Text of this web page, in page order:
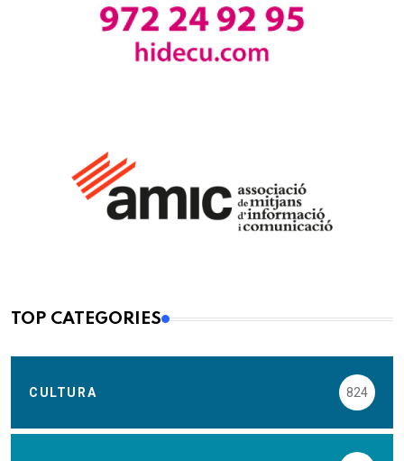
TOP CATEGORIES
CULTURA 824